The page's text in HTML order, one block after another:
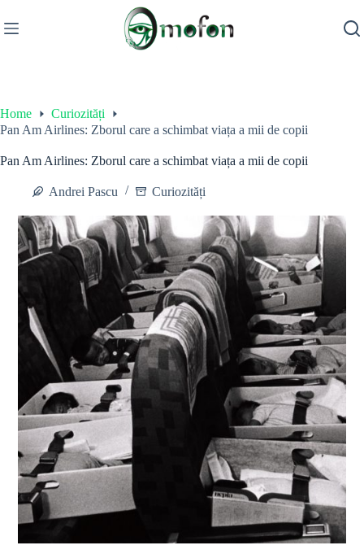
to
content
Home
Curiozități
Pan Am Airlines: Zborul care a schimbat viața a mii de copii
Pan Am Airlines: Zborul care a schimbat viața a mii de copii
Andrei Pascu Curiozități